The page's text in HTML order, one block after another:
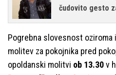
čudovito gesto
Pogrebna slovesnost oziroma
molitev za pokojnika pred
opoldanski molitvi ob 13.30v